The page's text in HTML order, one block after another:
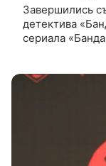
Завершились
детектива
сериала